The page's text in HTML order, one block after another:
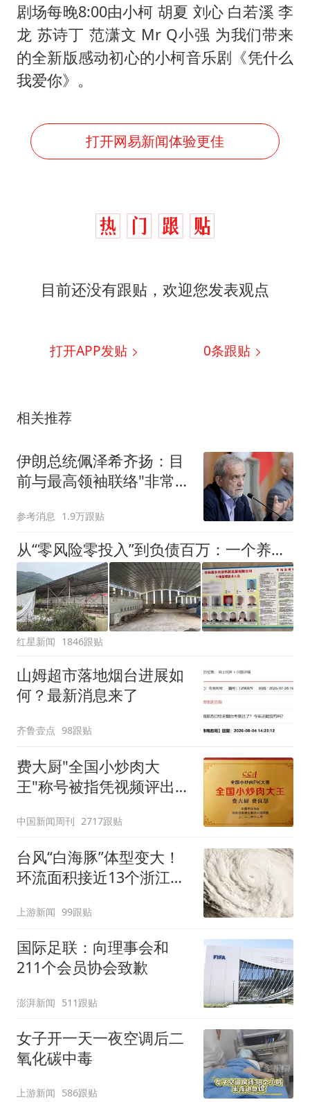
剧场每晚8:00由小柯 胡夏 刘心 白若溪 李
龙 苏诗丁 范潇文 Mr Q小强 为我们带来
的全新版感动初心的小柯音乐剧《凭什么
我爱你》。
打开网易新闻体验更佳
目前还没有跟贴，欢迎您发表观点
打开APP发贴 0条跟贴
相关推荐
伊朗总统佩泽希齐扬：目
前与最高领袖联络"非常困
参考消息 1.9万跟贴
从“零风险零投入”到负债百万：一个养牛项目崩盘后，谁该为农户的贷款买单丨红星调查
红星新闻 1846跟贴
山姆超市落地烟台进展如
何？最新消息来了
齐鲁壹点 98跟贴
费大厨"全国小炒肉大
王"称号被指凭视频评出
中国新闻周刊 2717跟贴
台风“白海豚”体型变大！
环流面积接近13个浙江那
上游新闻 99跟贴
国际足联：向理事会和
211个会员协会致歉
澎湃新闻 511跟贴
女子开一天一夜空调后二
氧化碳中毒
上游新闻 586跟贴